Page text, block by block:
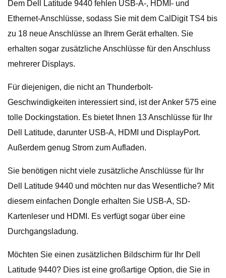
Dem Dell Latitude 9440 fehlen USB-A-, HDMI- und
Ethernet-Anschlüsse, sodass Sie mit dem CalDigit TS4 bis
zu 18 neue Anschlüsse an Ihrem Gerät erhalten. Sie
erhalten sogar zusätzliche Anschlüsse für den Anschluss
mehrerer Displays.
Für diejenigen, die nicht an Thunderbolt-
Geschwindigkeiten interessiert sind, ist der Anker 575 eine
tolle Dockingstation. Es bietet Ihnen 13 Anschlüsse für Ihr
Dell Latitude, darunter USB-A, HDMI und DisplayPort.
Außerdem genug Strom zum Aufladen.
Sie benötigen nicht viele zusätzliche Anschlüsse für Ihr
Dell Latitude 9440 und möchten nur das Wesentliche? Mit
diesem einfachen Dongle erhalten Sie USB-A, SD-
Kartenleser und HDMI. Es verfügt sogar über eine
Durchgangsladung.
Möchten Sie einen zusätzlichen Bildschirm für Ihr Dell
Latitude 9440? Dies ist eine großartige Option, die Sie in